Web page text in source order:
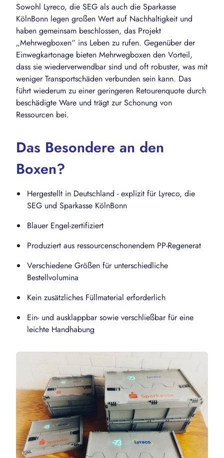
Sowohl Lyreco, die SEG als auch die Sparkasse
KölnBonn legen großen Wert auf Nachhaltigkeit und
haben gemeinsam beschlossen, das Projekt
„Mehrwegboxen“ ins Leben zu rufen. Gegenüber der
Einwegkartonage bieten Mehrwegboxen den Vorteil,
dass sie wiederverwendbar sind und oft robuster, was mit
weniger Transportschäden verbunden sein kann. Das
führt wiederum zu einer geringeren Retourenquote durch
beschädigte Ware und trägt zur Schonung von
Ressourcen bei.
Das Besondere an den
Boxen?
Hergestellt in Deutschland - explizit für Lyreco, die
SEG und Sparkasse KölnBonn
Blauer Engel-zertifiziert
Produziert aus ressourcenschonendem PP-Regenerat
Verschiedene Größen für unterschiedliche
Bestellvolumina
Kein zusätzliches Füllmaterial erforderlich
Ein- und ausklappbar sowie verschließbar für eine
leichte Handhabung